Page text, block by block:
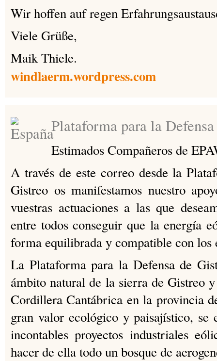
Wir hoffen auf regen
Viele Grüße,
Maik Thiele.
windlaerm.wordpress.com
Plataforma para la
Estimados Compañeros de
A través de este correo desde la
Gistreo os manifestamos nuestro
vuestras actuaciones a las que
entre todos conseguir que la energía
forma equilibrada y compatible con los
La Plataforma para la Defensa de
ámbito natural de la sierra de Gistreo
Cordillera Cantábrica en la provincia
gran valor ecológico y paisajístico, se
incontables proyectos industriales
hacer de ella todo un bosque de